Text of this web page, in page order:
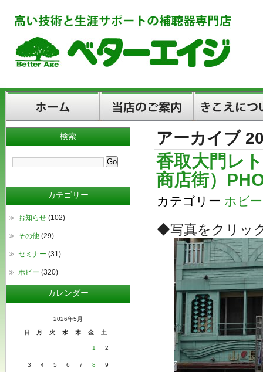
きこえについて
アーカイブ
香取大門レ
商店街）
カテゴリー ホビー
◆写真をクリッ
検索
カテゴリー
お知らせ (102)
その他 (29)
セミナー (31)
ホビー (320)
カレンダー
2026年5月
日 月 火 水 木 金 土
1 2
3 4 5 6 7 8 9